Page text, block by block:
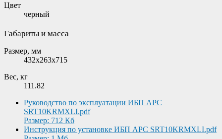
Цвет
черный
Габариты и масса
Размер, мм
432x263x715
Вес, кг
111.82
Руководство по эксплуатации ИБП APC
SRT10KRMXLI.pdf
Размер: 712 Кб
Инструкция по установке ИБП APC SRT10KRMXLI.pdf